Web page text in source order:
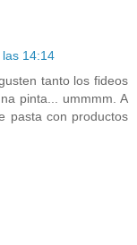
14:14
tanto los fideos
pinta... ummmm. A
pasta con productos